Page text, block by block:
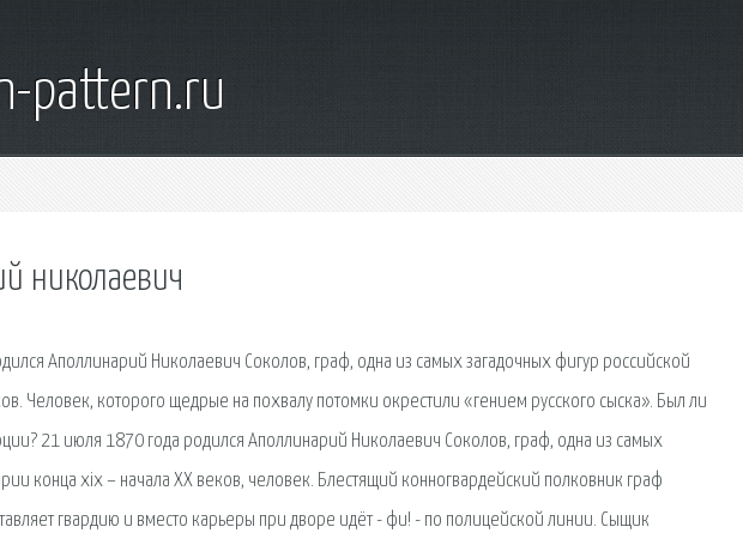
pattern.ru
николаевич
Аполлинарий Николаевич Соколов, граф, одна из самых загадочных фигур российской
Человек, которого щедрые на похвалу потомки окрестили «гением русского сыска». Был ли
21 июля 1870 года родился Аполлинарий Николаевич Соколов, граф, одна из самых
конца xix – начала ХХ веков, человек. Блестящий конногвардейский полковник граф
гвардию и вместо карьеры при дворе идёт - фи! - по полицейской линии. Сыщик